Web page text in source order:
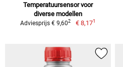
Temperatuursensor voor
diverse modellen
Adviesprijs € 9,602 € 8,171